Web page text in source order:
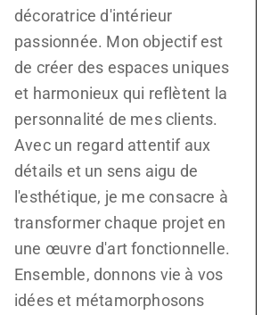
décoratrice d'intérieur
passionnée. Mon objectif est
de créer des espaces uniques
et harmonieux qui reflètent la
personnalité de mes clients.
Avec un regard attentif aux
détails et un sens aigu de
l'esthétique, je me consacre à
transformer chaque projet en
une œuvre d'art fonctionnelle.
Ensemble, donnons vie à vos
idées et métamorphosons